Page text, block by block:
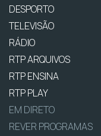
DESPORTO
TELEVISÃO
RÁDIO
RTP ARQUIVOS
RTP ENSINA
RTP PLAY
EM DIRETO
REVER PROGRAMAS